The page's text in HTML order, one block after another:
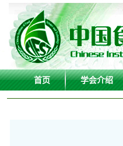
首页 学会介绍